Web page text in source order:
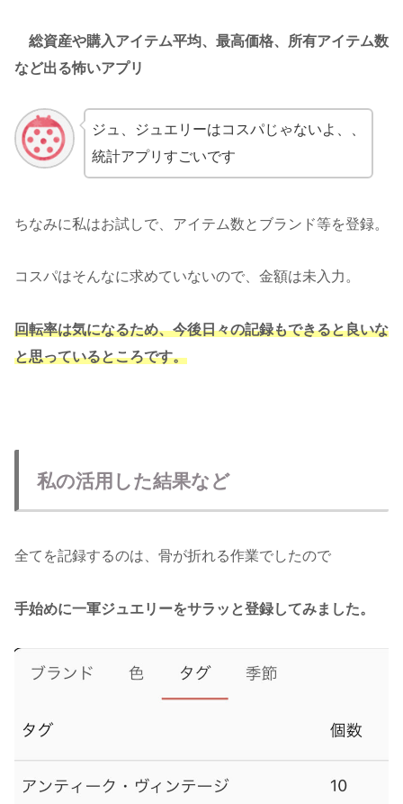
総資産や購入アイテム平均、最高価格、所有アイテム数
など出る怖いアプリ
ジュ、ジュエリーはコスパじゃないよ、、
統計アプリすごいです
ちなみに私はお試しで、アイテム数とブランド等を登録。
コスパはそんなに求めていないので、金額は未入力。
回転率は気になるため、今後日々の記録もできると良いな
と思っているところです。
私の活用した結果など
全てを記録するのは、骨が折れる作業でしたので
手始めに一軍ジュエリーをサラッと登録してみました。